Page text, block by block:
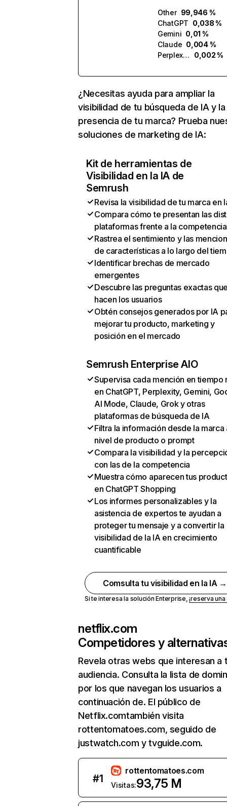
Other 99,946 %
ChatGPT 0,038 %
Gemini 0,01 %
Claude 0,004 %
Perplexity
0,002 %
¿Necesitas ayuda para ampliar la
visibilidad de tu búsqueda de IA y la
presencia de tu marca? Prueba
soluciones de marketing de IA:
Kit de herramientas de
Visibilidad en la IA de
Semrush
Revisa la visibilidad de tu marca en
Compara cómo te presentan las
plataformas frente a la competencia
Rastrea el sentimiento y las
de características a lo largo del
Identificar brechas de mercado
emergentes
Descubre las preguntas exactas
hacen los usuarios
Obtén consejos generados por IA
mejorar tu producto, marketing y
posición en el mercado
Semrush Enterprise AIO
Supervisa cada mención en tiempo
en ChatGPT, Perplexity, Gemini,
AI Mode, Claude, Grok y otras
plataformas de búsqueda de IA
Filtra la información desde la marca
nivel de producto o prompt
Compara la visibilidad y la
con las de la competencia
Muestra cómo aparecen tus
en ChatGPT Shopping
Los informes personalizables y la
asistencia de expertos te ayudan a
proteger tu mensaje y a convertir la
visibilidad de la IA en crecimiento
cuantificable
Comsulta tu visibilidad en la IA →
Si te interesa la solución Enterprise,¡reserva
netflix.com
Competidores y
Revela otras webs que interesan a
audiencia. Consulta la lista de
por los que navegan los usuarios a
continuación de. El público de
Netflix.comtambién visita
rottentomatoes.com, seguido de
justwatch.com y tvguide.com.
#1
rottentomatoes.com
Visitas:93,75 M